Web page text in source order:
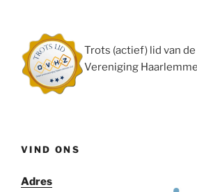
Trots (actief) lid van
Vereniging
VIND ONS
Adres